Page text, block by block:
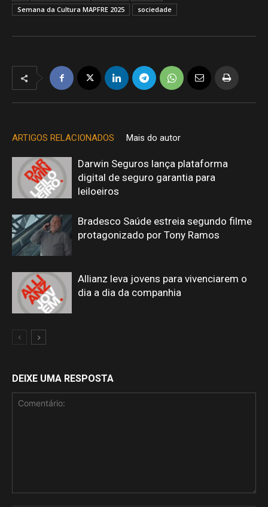
Semana da Cultura MAPFRE 2025 sociedade
ARTIGOS RELACIONADOS Mais do autor
Darwin Seguros lança plataforma
digital de seguro garantia para
leiloeiros
Bradesco Saúde estreia segundo filme
protagonizado por Tony Ramos
Allianz leva jovens para vivenciarem o
dia a dia da companhia
DEIXE UMA RESPOSTA